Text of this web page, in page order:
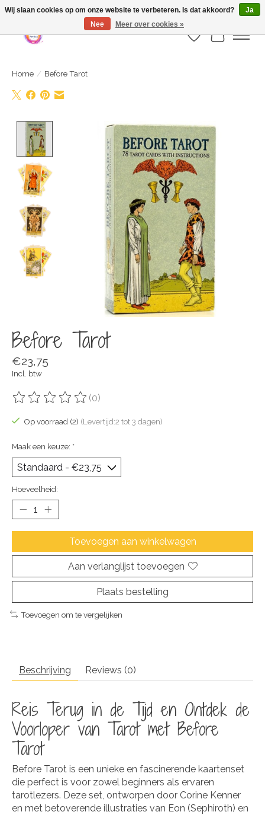
Webshop is geopend maar nog onder constructie | let op: Verzenden vanaf 29
juli
Verlanglijst
Home / Before Tarot
Product image slideshow Items
Before Tarot
€23,75
Incl. btw
De beoordeling van dit product is
(0)
Op voorraad (2) (Levertijd:2 tot 3 dagen)
Maak een keuze: *
Hoeveelheid:
Toevoegen aan winkelwagen
Aan verlanglijst toevoegen
Plaats bestelling
Toevoegen om te vergelijken
Beschrijving Reviews (0)
Reis Terug in de Tijd en Ontdek de
Voorloper van Tarot met Before
Tarot
Before Tarot is een unieke en fascinerende kaartenset
die perfect is voor zowel beginners als ervaren
tarotlezers. Deze set, ontworpen door Corine Kenner
en met betoverende illustraties van Eon (Sephiroth) en
Wij slaan cookies op om onze website te verbeteren. Is dat akkoord?
Ja
Nee
Meer over cookies »